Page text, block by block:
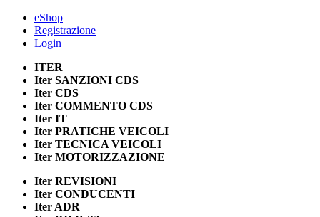
eShop
Registrazione
Login
ITER
Iter SANZIONI CDS
Iter CDS
Iter COMMENTO CDS
Iter IT
Iter PRATICHE VEICOLI
Iter TECNICA VEICOLI
Iter MOTORIZZAZIONE
Iter REVISIONI
Iter CONDUCENTI
Iter ADR